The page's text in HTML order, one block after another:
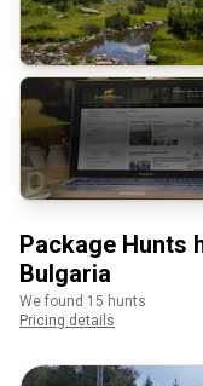
Package Hunts
Bulgaria
We found 15 hunts
Pricing details